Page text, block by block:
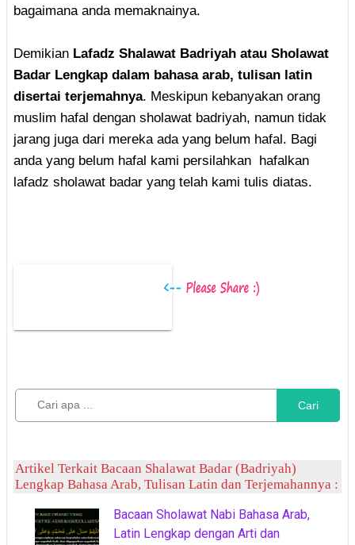
bagaimana anda memaknainya.
Demikian Lafadz Shalawat Badriyah atau Sholawat
Badar Lengkap dalam bahasa arab, tulisan latin
disertai terjemahnya. Meskipun kebanyakan orang
muslim hafal dengan sholawat badriyah, namun tidak
jarang juga dari mereka ada yang belum hafal. Bagi
anda yang belum hafal kami persilahkan hafalkan
lafadz sholawat badar yang telah kami tulis diatas.
Cari
Artikel Terkait Bacaan Shalawat Badar (Badriyah)
Lengkap Bahasa Arab, Tulisan Latin dan Terjemahannya :
Bacaan Sholawat Nabi Bahasa Arab,
Latin Lengkap dengan Arti dan